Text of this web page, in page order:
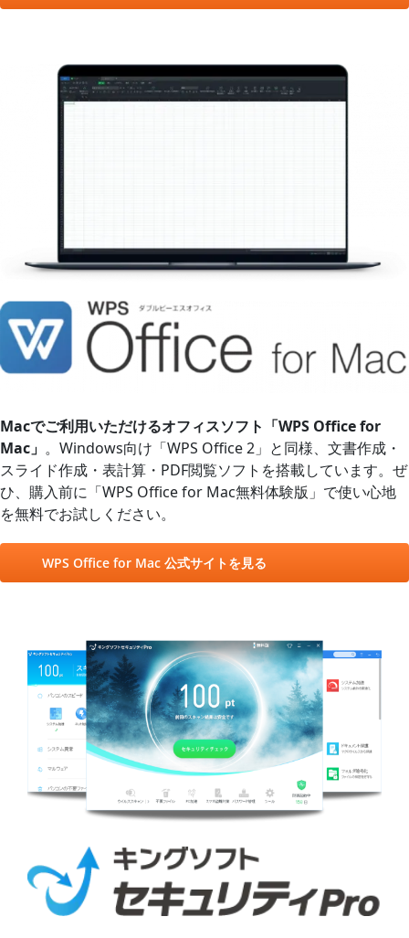
Macでご利用いただけるオフィスソフト「WPS Office for
Mac」 。Windows向け「WPS Office 2」と同様、文書作成・
スライド作成・表計算・PDF閲覧ソフトを搭載しています。ぜ
ひ、購入前に「WPS Office for Mac無料体験版」で使い心地
を無料でお試しください。
WPS Office for Mac 公式サイトを見る